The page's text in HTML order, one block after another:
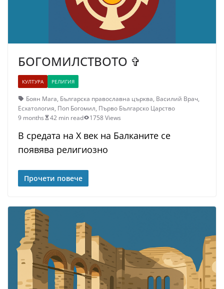
БОГОМИЛСТВОТО ✞
КУЛТУРА РЕЛИГИЯ
Боян Мага, Българска православна църква, Василий Врач,
Есхатология, Поп Богомил, Първо Българско Царство
9 months
42 min read 1758 Views
В средата на X век на Балканите се
появява религиозно
Прочети повече